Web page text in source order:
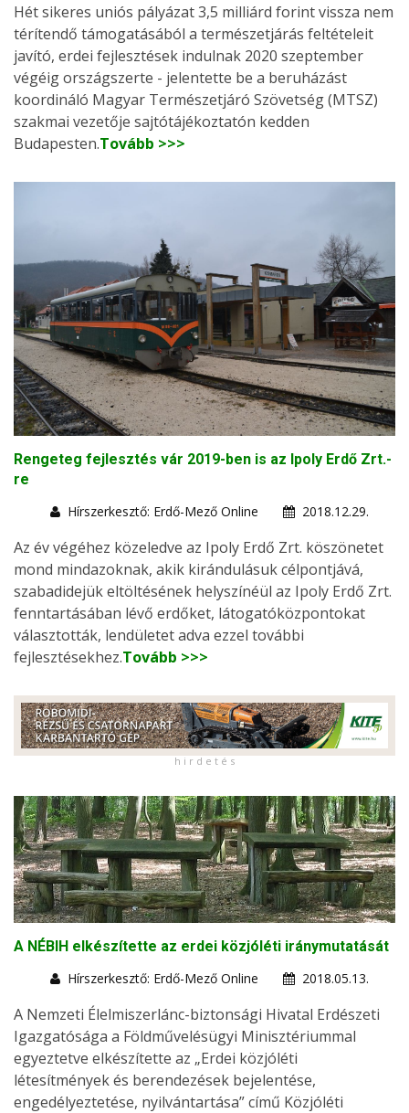
Hét sikeres uniós pályázat 3,5 milliárd forint vissza nem
térítendő támogatásából a természetjárás feltételeit
javító, erdei fejlesztések indulnak 2020 szeptember
végéig országszerte - jelentette be a beruházást
koordináló Magyar Természetjáró Szövetség (MTSZ)
szakmai vezetője sajtótájékoztatón kedden
Budapesten.Tovább >>>
Rengeteg fejlesztés vár 2019-ben is az Ipoly Erdő Zrt.-
re
Hírszerkesztő: Erdő-Mező Online
2018.12.29.
Az év végéhez közeledve az Ipoly Erdő Zrt. köszönetet
mond mindazoknak, akik kirándulásuk célpontjává,
szabadidejük eltöltésének helyszínéül az Ipoly Erdő Zrt.
fenntartásában lévő erdőket, látogatóközpontokat
választották, lendületet adva ezzel további
fejlesztésekhez.Tovább >>>
h i r d e t é s
A NÉBIH elkészítette az erdei közjóléti iránymutatását
Hírszerkesztő: Erdő-Mező Online
2018.05.13.
A Nemzeti Élelmiszerlánc-biztonsági Hivatal Erdészeti
Igazgatósága a Földművelésügyi Minisztériummal
egyeztetve elkészítette az „Erdei közjóléti
létesítmények és berendezések bejelentése,
engedélyeztetése, nyilvántartása” című Közjóléti